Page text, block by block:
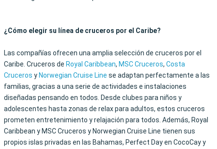
¿Cómo elegir su línea de cruceros por el Caribe?
Las compañías ofrecen una amplia selección de cruceros por el
Caribe. Cruceros de Royal Caribbean, MSC Cruceros, Costa
Cruceros y Norwegian Cruise Line se adaptan perfectamente a las
familias, gracias a una serie de actividades e instalaciones
diseñadas pensando en todos. Desde clubes para niños y
adolescentes hasta zonas de relax para adultos, estos cruceros
prometen entretenimiento y relajación para todos. Además, Royal
Caribbean y MSC Cruceros y Norwegian Cruise Line tienen sus
propios islas privadas en las Bahamas, Perfect Day en CocoCay y